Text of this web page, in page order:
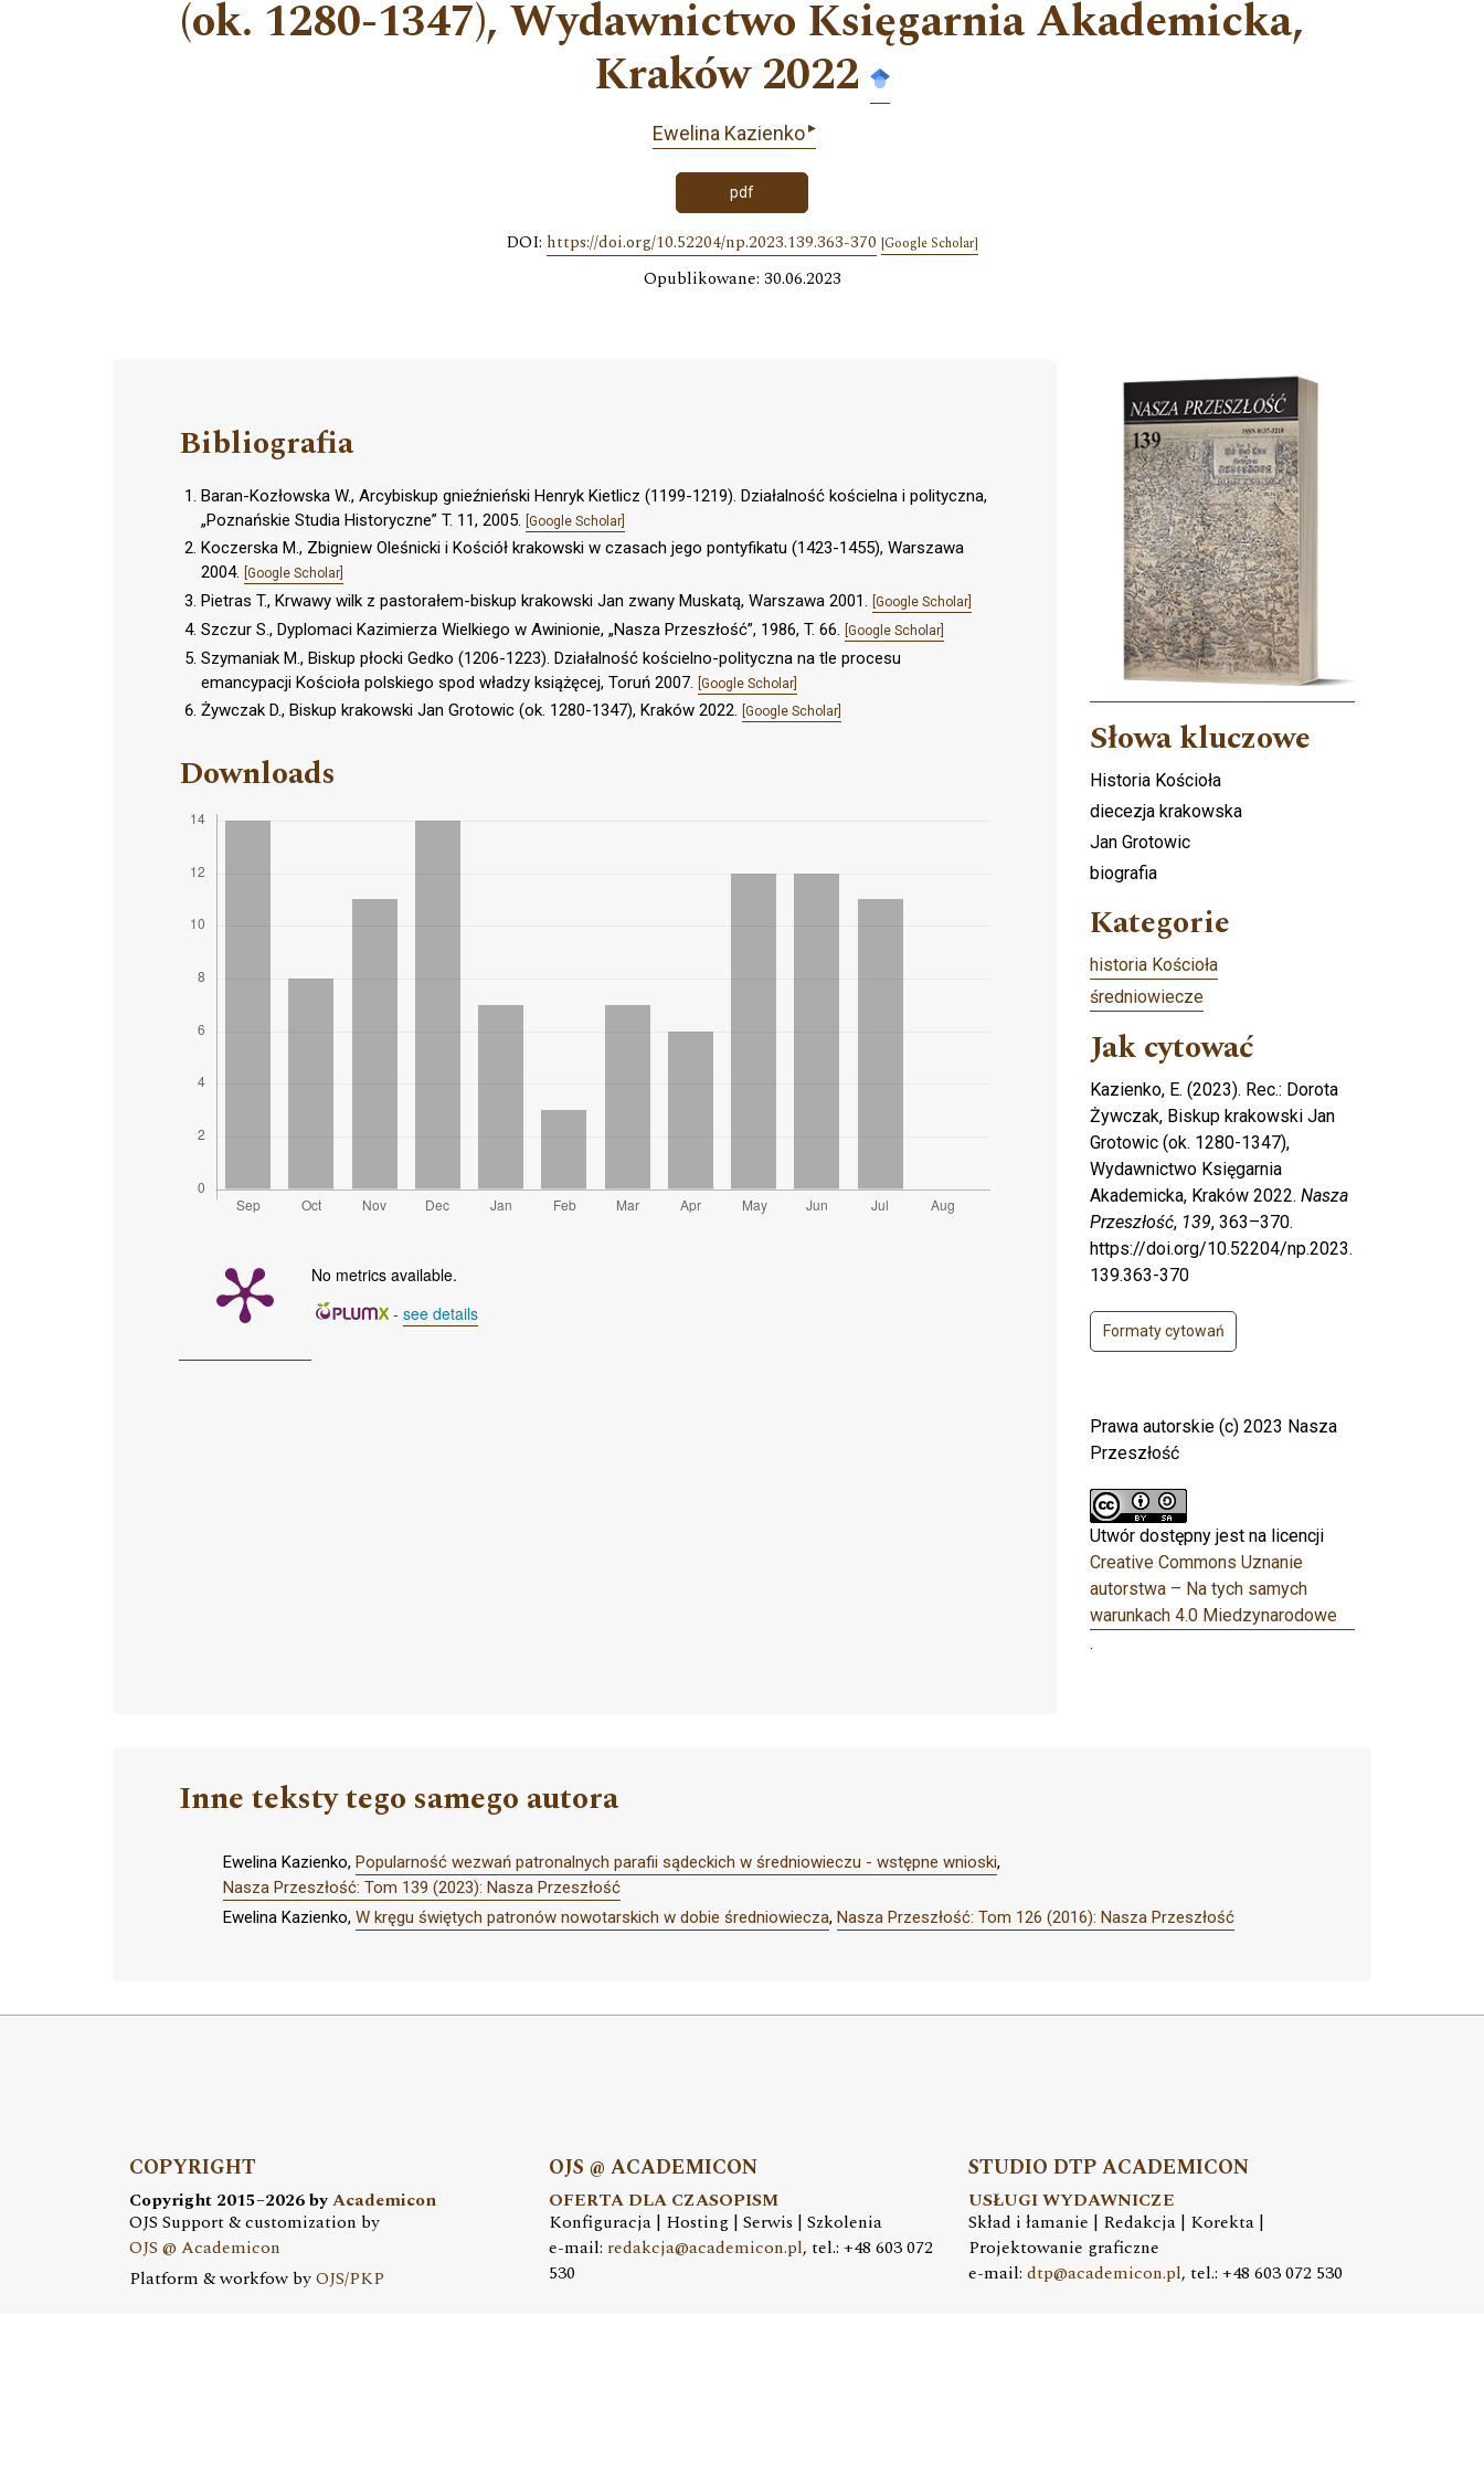
(ok. 1280-1347), Wydawnictwo Księgarnia Akademicka,
Kraków 2022
Ewelina Kazienko▸
pdf
DOI: https://doi.org/10.52204/np.2023.139.363-370 [Google Scholar]
Opublikowane: 30.06.2023
Bibliografia
Baran-Kozłowska W., Arcybiskup gnieźnieński Henryk Kietlicz (1199-1219). Działalność kościelna i polityczna,
„Poznańskie Studia Historyczne” T. 11, 2005. [Google Scholar]
Koczerska M., Zbigniew Oleśnicki i Kościół krakowski w czasach jego pontyfikatu (1423-1455), Warszawa
2004. [Google Scholar]
Pietras T., Krwawy wilk z pastorałem-biskup krakowski Jan zwany Muskatą, Warszawa 2001. [Google Scholar]
Szczur S., Dyplomaci Kazimierza Wielkiego w Awinionie, „Nasza Przeszłość”, 1986, T. 66. [Google Scholar]
Szymaniak M., Biskup płocki Gedko (1206-1223). Działalność kościelno-polityczna na tle procesu
emancypacji Kościoła polskiego spod władzy książęcej, Toruń 2007. [Google Scholar]
Żywczak D., Biskup krakowski Jan Grotowic (ok. 1280-1347), Kraków 2022. [Google Scholar]
Downloads
No metrics available.
- see details
Cover image
Słowa kluczowe
Historia Kościoła
diecezja krakowska
Jan Grotowic
biografia
Kategorie
historia Kościoła
średniowiecze
Jak cytować
Kazienko, E. (2023). Rec.: Dorota
Żywczak, Biskup krakowski Jan
Grotowic (ok. 1280-1347),
Wydawnictwo Księgarnia
Akademicka, Kraków 2022. Nasza
Przeszłość, 139, 363–370.
https://doi.org/10.52204/np.2023.
139.363-370
Formaty cytowań
Prawa autorskie (c) 2023 Nasza
Przeszłość
Utwór dostępny jest na licencji
Creative Commons Uznanie
autorstwa – Na tych samych
warunkach 4.0 Miedzynarodowe
.
Inne teksty tego samego autora
Ewelina Kazienko, Popularność wezwań patronalnych parafii sądeckich w średniowieczu - wstępne wnioski,
Nasza Przeszłość: Tom 139 (2023): Nasza Przeszłość
Ewelina Kazienko, W kręgu świętych patronów nowotarskich w dobie średniowiecza, Nasza Przeszłość: Tom 126 (2016): Nasza Przeszłość
COPYRIGHT
Copyright 2015–2026 byAcademicon
OJS Support & customization by
OJS @ Academicon
Platform & workfow byOJS/PKP
OJS @ ACADEMICON
OFERTA DLA CZASOPISM
Konfiguracja | Hosting | Serwis | Szkolenia
e-mail: redakcja@academicon.pl, tel.: +48 603 072
530
STUDIO DTP ACADEMICON
USŁUGI WYDAWNICZE
Skład i łamanie | Redakcja | Korekta |
Projektowanie graficzne
e-mail: dtp@academicon.pl, tel.: +48 603 072 530